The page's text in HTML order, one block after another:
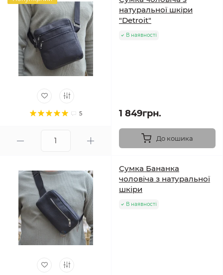
5
натуральної шкіри
"Detroit"
В наявності
1 849грн.
До кошика
Сумка Бананка
чоловіча з натуральної
шкіри
В наявності